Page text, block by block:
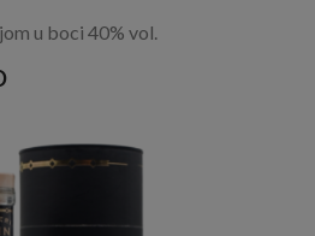
u boci 40% vol.